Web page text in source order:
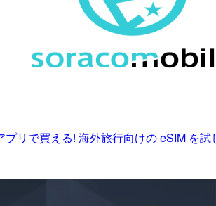
プリで買える! 海外旅行向けの eSIM を試